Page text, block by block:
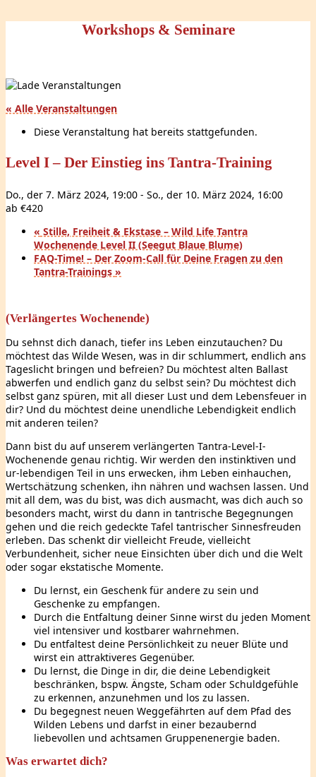
Workshops & Seminare
« Alle Veranstaltungen
Diese Veranstaltung hat bereits stattgefunden.
Level I – Der Einstieg ins Tantra-Training
Do., der 7. März 2024, 19:00 - So., der 10. März 2024, 16:00
ab €420
« Stille, Freiheit & Ekstase – Wild Life Tantra
Wochenende Level II (Seegut Blaue Blume)
FAQ-Time! – Der Zoom-Call für Deine Fragen zu den
Tantra-Trainings »
(Verlängertes Wochenende)
Du sehnst dich danach, tiefer ins Leben einzutauchen? Du
möchtest das Wilde Wesen, was in dir schlummert, endlich ans
Tageslicht bringen und befreien? Du möchtest alten Ballast
abwerfen und endlich ganz du selbst sein? Du möchtest dich
selbst ganz spüren, mit all dieser Lust und dem Lebensfeuer in
dir? Und du möchtest deine unendliche Lebendigkeit endlich
mit anderen teilen?
Dann bist du auf unserem verlängerten Tantra-Level-I-
Wochenende genau richtig. Wir werden den instinktiven und
ur-lebendigen Teil in uns erwecken, ihm Leben einhauchen,
Wertschätzung schenken, ihn nähren und wachsen lassen. Und
mit all dem, was du bist, was dich ausmacht, was dich auch so
besonders macht, wirst du dann in tantrische Begegnungen
gehen und die reich gedeckte Tafel tantrischer Sinnesfreuden
erleben. Das schenkt dir vielleicht Freude, vielleicht
Verbundenheit, sicher neue Einsichten über dich und die Welt
oder sogar ekstatische Momente.
Du lernst, ein Geschenk für andere zu sein und
Geschenke zu empfangen.
Durch die Entfaltung deiner Sinne wirst du jeden Moment
viel intensiver und kostbarer wahrnehmen.
Du entfaltest deine Persönlichkeit zu neuer Blüte und
wirst ein attraktiveres Gegenüber.
Du lernst, die Dinge in dir, die deine Lebendigkeit
beschränken, bspw. Ängste, Scham oder Schuldgefühle
zu erkennen, anzunehmen und los zu lassen.
Du begegnest neuen Weggefährten auf dem Pfad des
Wilden Lebens und darfst in einer bezaubernd
liebevollen und achtsamen Gruppenenergie baden.
Was erwartet dich?